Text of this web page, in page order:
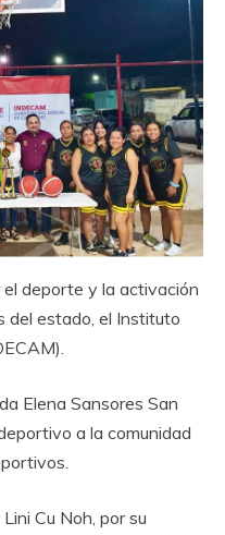
deporte y la activación
del estado, el Instituto
Elena Sansores San
a la comunidad
Cu Noh, por su